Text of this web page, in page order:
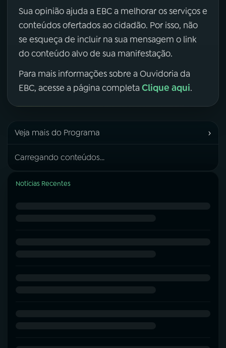
Sua opinião ajuda a EBC a melhorar os serviços e
conteúdos ofertados ao cidadão. Por isso, não
se esqueça de incluir na sua mensagem o link
do conteúdo alvo de sua manifestação.
Para mais informações sobre a Ouvidoria da
EBC, acesse a página completa Clique aqui.
Veja mais do Programa ›
Carregando conteúdos...
Notícias Recentes